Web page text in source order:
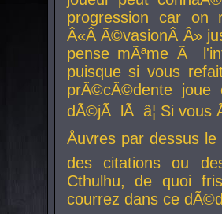
progression car
Â«Â Ã©vasionÂ Â»
pense mÃªme Ã
puisque si vous
prÃ©cÃ©dente
dÃ©jÃ lÃ â¦ Si vous
Åuvres par dessus
des citations ou
Cthulhu, de quoi
courrez dans ce